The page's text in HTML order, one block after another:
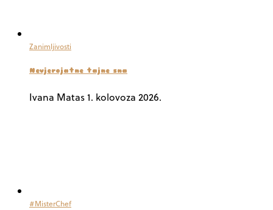
Zanimljivosti
Nevjerojatne tajne sna
Ivana Matas1. kolovoza 2026.
#MisterChef